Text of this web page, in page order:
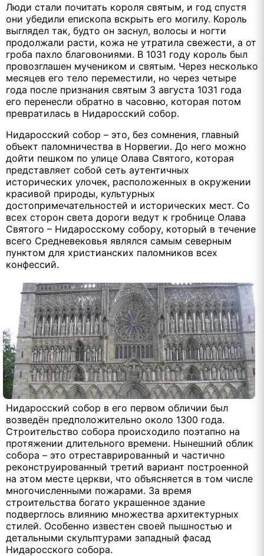
Люди стали почитать короля святым, и год спустя
они убедили епископа вскрыть его могилу. Король
выглядел так, будто он заснул, волосы и ногти
продолжали расти, кожа не утратила свежести, а от
гроба пахло благовониями. В 1031 году король был
провозглашен мучеником и святым. Через несколько
месяцев его тело переместили, но через четыре
года после признания святым 3 августа 1031 года
его перенесли обратно в часовню, которая потом
превратилась в Нидаросский собор.
Нидаросский собор – это, без сомнения, главный
объект паломничества в Норвегии. До него можно
дойти пешком по улице Олава Святого, которая
представляет собой сеть аутентичных
исторических улочек, расположенных в окружении
красивой природы, культурных
достопримечательностей и исторических мест. Со
всех сторон света дороги ведут к гробнице Олава
Святого – Нидаросскому собору, который в течение
всего Средневековья являлся самым северным
пунктом для христианских паломников всех
конфессий.
Нидаросский собор в его первом обличии был
возведён предположительно около 1300 года.
Строительство собора происходило поэтапно на
протяжении длительного времени. Нынешний облик
собора – это отреставрированный и частично
реконструированный третий вариант построенной
на этом месте церкви, что объясняется в том числе
многочисленными пожарами. За время
строительства богато украшенное здание
подверглось влиянию множества архитектурных
стилей. Особенно известен своей пышностью и
детальными скульптурами западный фасад
Нидаросского собора.